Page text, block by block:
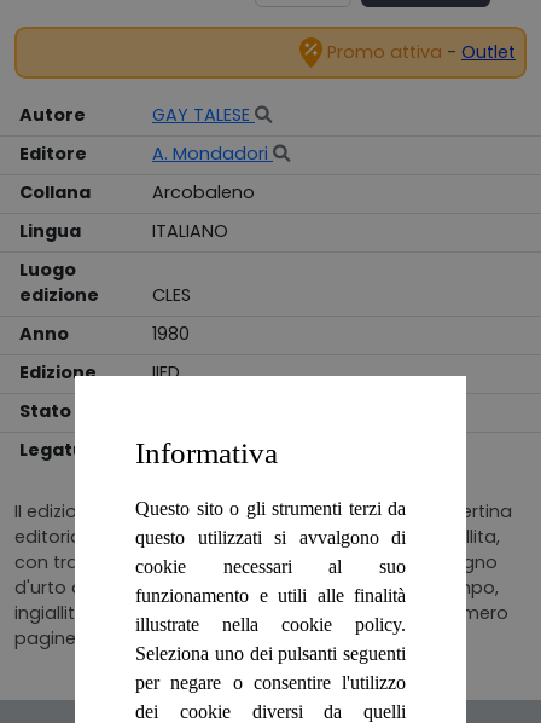
Promo attiva - Outlet
Autore
GAY TALESE
Editore
A. Mondadori
Collana
Arcobaleno
Lingua
ITALIANO
Luogo
edizione
CLES
Anno
1980
Edizione
IIED
Stato
Legatura
BROSSURA
II edizione, traduzione di Francesco Saba Sardi, copertina
editoriale in cartoncino flessibile, leggermente ingiallita,
con tracce di polvere, usura alle punte e piccolo segno
d'urto alla cima, pagine ingiallite ai bordi causa tempo,
ingialliti i tagli, con macchie scure quelli di testa. Numero
pagine 470
Informativa
Questo sito o gli strumenti terzi da
questo utilizzati si avvalgono di
cookie necessari al suo
funzionamento e utili alle finalità
illustrate nella cookie policy.
Seleziona uno dei pulsanti seguenti
per negare o consentire l'utilizzo
dei cookie diversi da quelli